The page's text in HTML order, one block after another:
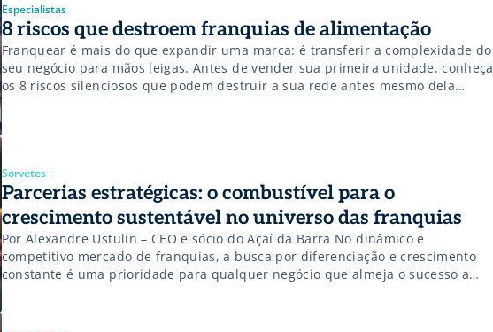
Especialistas
8 riscos que destroem franquias de alimentação
Franquear é mais do que expandir uma marca: é transferir a complexidade do
seu negócio para mãos leigas. Antes de vender sua primeira unidade, conheça
os 8 riscos silenciosos que podem destruir a sua rede antes mesmo dela
nascer.
Sorvetes
Parcerias estratégicas: o combustível para o
crescimento sustentável no universo das franquias
Por Alexandre Ustulin – CEO e sócio do Açaí da Barra No dinâmico e
competitivo mercado de franquias, a busca por diferenciação e crescimento
constante é uma prioridade para qualquer negócio que almeja o sucesso a
longo prazo. Em meio a diversas estratégias, as parcerias emergem como um
motor poderoso, capaz de impulsionar a inovação, […]